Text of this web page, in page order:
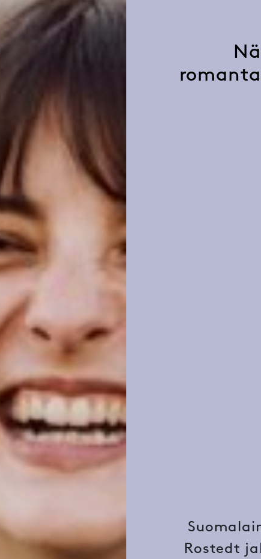
Rostedt